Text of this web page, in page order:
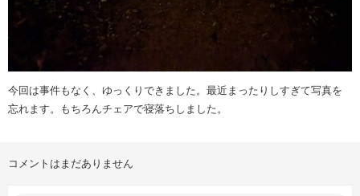
今回は事件もなく、ゆっくりできました。最近まったりしすぎて写真を
忘れます。もちろんチェアで寝落ちしました。
コメントはまだありません